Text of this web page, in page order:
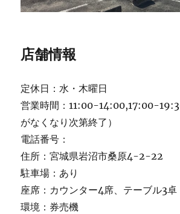
店舗情報
定休日：水・木曜日
営業時間：11:00-14:00,17:00-
がなくなり次第終了）
電話番号：
住所：宮城県岩沼市桑原4-2-22
駐車場：あり
座席：カウンター4席、テーブル3卓
環境：券売機